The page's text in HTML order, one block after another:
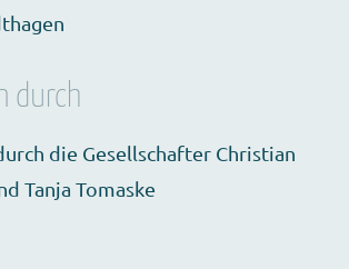
durch
die Gesellschafter Christian
Tanja Tomaske